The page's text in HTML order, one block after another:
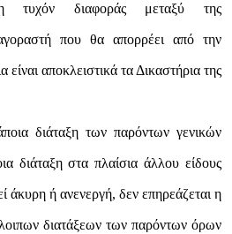
τυχόν διαφοράς μεταξύ της
που θα απορρέει από την
αποκλειστικά τα Δικαστήρια της
διάταξη των παρόντων γενικών
διάταξη στα πλαίσια άλλου είδους
άκυρη ή ανενεργή, δεν επηρεάζεται η
διατάξεων των παρόντων όρων